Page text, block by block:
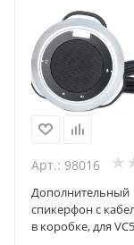
Арт.: 98016
Дополнительный
спикерфон с
в коробке, для